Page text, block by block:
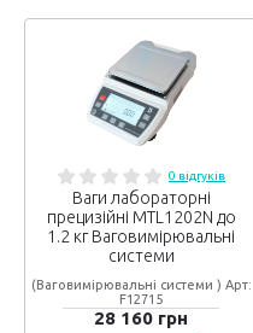
0 відгуків
Ваги лабораторні
прецизійні MTL1202N до
1.2 кг Ваговимірювальні
системи
(Ваговимірювальні системи ) Арт:
F12715
28 160 грн